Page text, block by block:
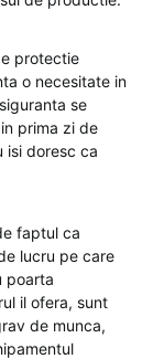
protectie
o necesitate in
se
prima zi de
isi doresc ca
faptul ca
lucru pe care
poarta
il ofera, sunt
de munca,